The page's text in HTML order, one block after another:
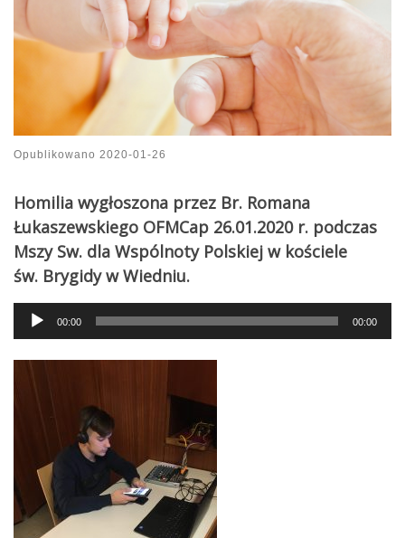
Opublikowano 2020-01-26
Homilia wygłoszona przez Br. Romana
Łukaszewskiego OFMCap 26.01.2020 r. podczas
Mszy Sw. dla Wspólnoty Polskiej w kościele
św. Brygidy w Wiedniu.
Audio
Player
00:00 00:00